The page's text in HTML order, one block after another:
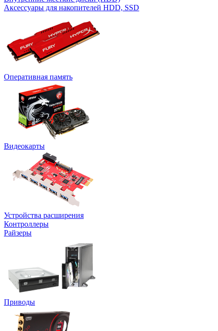
Аксессуары для накопителей HDD, SSD
Оперативная память
Видеокарты
Устройства расширения
Контроллеры
Райзеры
Приводы